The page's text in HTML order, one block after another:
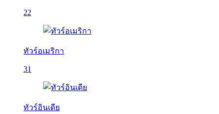
22
ทัวร์อเมริกา
31
ทัวร์อินเดีย